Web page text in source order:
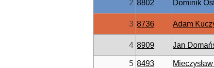
2 8802 Dominik
3 8736 Adam
4 8909 Jan
5 8493